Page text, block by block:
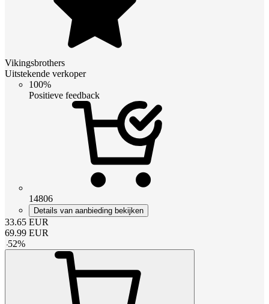
Vikingsbrothers
Uitstekende verkoper
100%
Positieve feedback
14806
Details van aanbieding bekijken
33.65 EUR
69.99 EUR
-52%